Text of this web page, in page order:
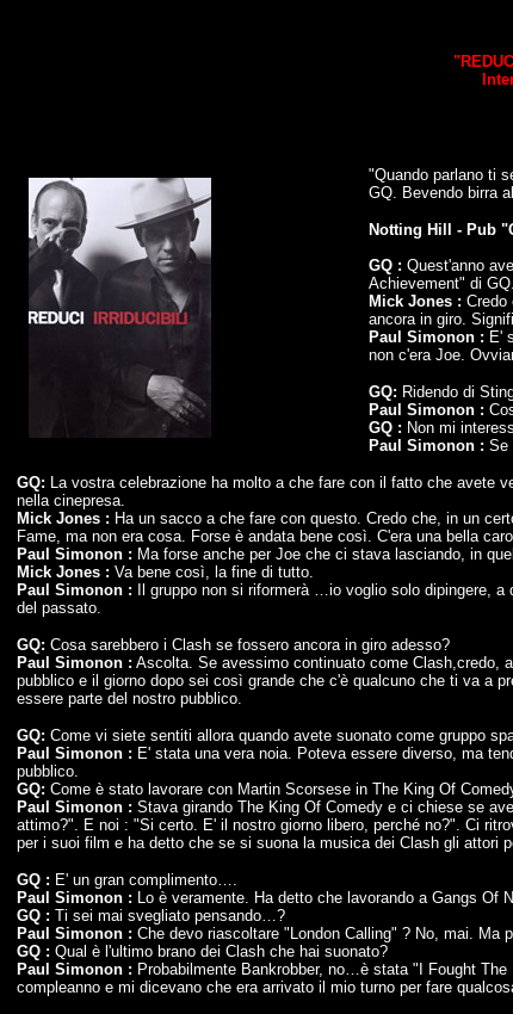
"Quando parlano ti
GQ. Bevendo birra
Notting Hill - Pub
GQ : Quest'anno
Achievement" di
Mick Jones : Credo
ancora in giro.
Paul Simonon : E'
non c'era Joe.
GQ: Ridendo di
Paul Simonon :
GQ : Non mi
Paul Simonon : Se
GQ: La vostra celebrazione ha molto a che fare con il fatto che avete
nella cinepresa.
Mick Jones : Ha un sacco a che fare con questo. Credo che, in un
Fame, ma non era cosa. Forse è andata bene così. C'era una bella
Paul Simonon : Ma forse anche per Joe che ci stava lasciando, in
Mick Jones : Va bene così, la fine di tutto.
Paul Simonon : Il gruppo non si riformerà …io voglio solo dipingere,
del passato.
GQ: Cosa sarebbero i Clash se fossero ancora in giro adesso?
Paul Simonon : Ascolta. Se avessimo continuato come Clash,credo,
pubblico e il giorno dopo sei così grande che c'è qualcuno che ti va a
essere parte del nostro pubblico.
GQ: Come vi siete sentiti allora quando avete suonato come gruppo
Paul Simonon : E' stata una vera noia. Poteva essere diverso, ma
pubblico.
GQ: Come è stato lavorare con Martin Scorsese in The King Of
Paul Simonon : Stava girando The King Of Comedy e ci chiese se
attimo?". E noi : "Si certo. E' il nostro giorno libero, perché no?". Ci
per i suoi film e ha detto che se si suona la musica dei Clash gli attori
GQ : E' un gran complimento….
Paul Simonon : Lo è veramente. Ha detto che lavorando a Gangs Of
GQ : Ti sei mai svegliato pensando…?
Paul Simonon : Che devo riascoltare "London Calling" ? No, mai. Ma
GQ : Qual è l'ultimo brano dei Clash che hai suonato?
Paul Simonon : Probabilmente Bankrobber, no…è stata "I Fought
compleanno e mi dicevano che era arrivato il mio turno per fare